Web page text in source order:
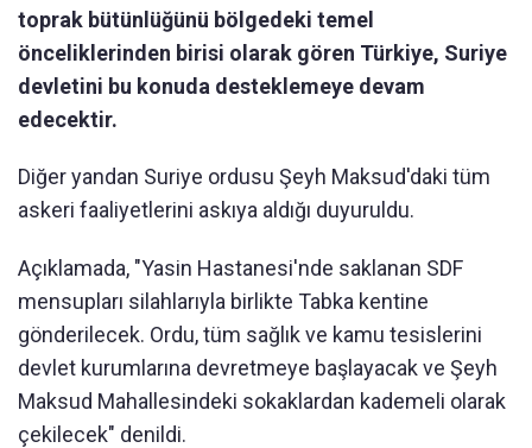
toprak bütünlüğünü bölgedeki temel
önceliklerinden birisi olarak gören Türkiye, Suriye
devletini bu konuda desteklemeye devam
edecektir.
Diğer yandan Suriye ordusu Şeyh Maksud'daki tüm
askeri faaliyetlerini askıya aldığı duyuruldu.
Açıklamada, "Yasin Hastanesi'nde saklanan SDF
mensupları silahlarıyla birlikte Tabka kentine
gönderilecek. Ordu, tüm sağlık ve kamu tesislerini
devlet kurumlarına devretmeye başlayacak ve Şeyh
Maksud Mahallesindeki sokaklardan kademeli olarak
çekilecek" denildi.